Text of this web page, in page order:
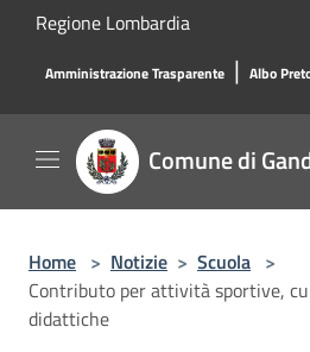
Salta al contenuto principale
Regione Lombardia
Amministrazione Trasparente | Albo
Comune di
Home > Notizie > Scuola >
Contributo per attività sportive,
didattiche